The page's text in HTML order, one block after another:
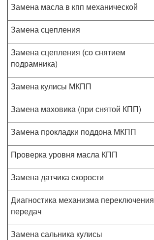
Замена масла в кпп механической
Замена сцепления
Замена сцепления (со снятием
подрамника)
Замена кулисы МКПП
Замена маховика (при снятой КПП)
Замена прокладки поддона МКПП
Проверка уровня масла КПП
Замена датчика скорости
Диагностика механизма переключения
передач
Замена сальника кулисы